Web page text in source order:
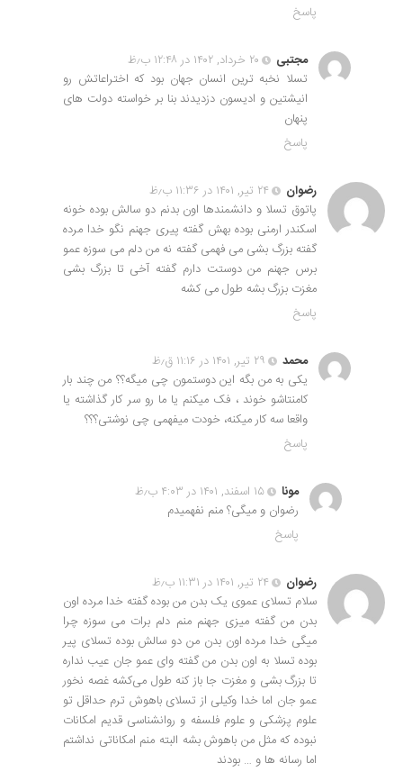
پاسخ
مجتبی
۲۰ خرداد, ۱۴۰۲ در ۱۲:۴۸ ب٫ظ
تسلا نخبه ترین انسان جهان بود که اختراعاتش رو
انیشتین و ادیسون دزدیدند بنا بر خواسته دولت های
پنهان
پاسخ
رضوان
۲۴ تیر, ۱۴۰۱ در ۱۱:۳۶ ب٫ظ
پاتوق تسلا و دانشمندها اون بدنم دو سالش بوده خونه
اسکندر ارمنی بوده بهش گفته پیری جهنم نگو خدا مرده
گفته بزرگ بشی می فهمی گفته نه من دلم می سوزه عمو
برس جهنم من دوستت دارم گفته آخی تا بزرگ بشی
مغزت بزرگ بشه طول می کشه
پاسخ
محمد
۲۹ تیر, ۱۴۰۱ در ۱۱:۱۶ ق٫ظ
یکی به من بگه این دوستمون چی میگه؟؟ من چند بار
کامنتاشو خوند ، فک میکنم یا ما رو سر کار گذاشته یا
واقعا سه کار میکنه، خودت میفهمی چی نوشتی؟؟؟
پاسخ
مونا
۱۵ اسفند, ۱۴۰۱ در ۴:۰۳ ب٫ظ
رضوان و میگی؟ منم نفهمیدم
پاسخ
رضوان
۲۴ تیر, ۱۴۰۱ در ۱۱:۳۱ ب٫ظ
سلام تسلای عموی یک بدن من بوده گفته خدا مرده اون
بدن من گفته میزی جهنم منم دلم برات می سوزه چرا
میگی خدا مرده اون بدن من دو سالش بوده تسلای پیر
بوده تسلا به اون بدن من گفته وای عمو جان عیب نداره
تا بزرگ‌ بشی و مغزت جا باز کنه طول می‌کشه غصه نخور
عمو جان اما خدا وکیلی از تسلای باهوش ترم حداقل تو
علوم پزشکی و علوم فلسفه و روانشناسی قدیم امکانات
نبوده که مثل من باهوش بشه البته منم امکاناتی نداشتم
اما رسانه ها و … بودند